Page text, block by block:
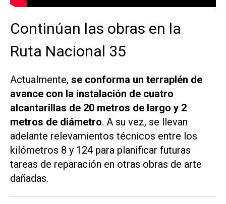
Continúan las obras en la
Ruta Nacional 35
Actualmente, se conforma un terraplén de
avance con la instalación de cuatro
alcantarillas de 20 metros de largo y 2
metros de diámetro. A su vez, se llevan
adelante relevamientos técnicos entre los
kilómetros 8 y 124 para planificar futuras
tareas de reparación en otras obras de arte
dañadas.